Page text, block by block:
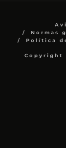
Normas
Política
Copyright